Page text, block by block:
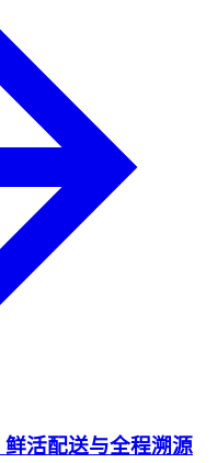
活配送与全程溯源